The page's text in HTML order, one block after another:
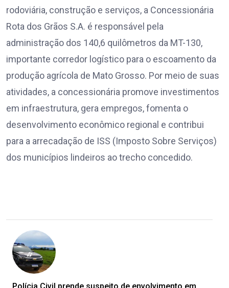
rodoviária, construção e serviços, a Concessionária
Rota dos Grãos S.A. é responsável pela
administração dos 140,6 quilômetros da MT-130,
importante corredor logístico para o escoamento da
produção agrícola de Mato Grosso. Por meio de suas
atividades, a concessionária promove investimentos
em infraestrutura, gera empregos, fomenta o
desenvolvimento econômico regional e contribui
para a arrecadação de ISS (Imposto Sobre Serviços)
dos municípios lindeiros ao trecho concedido.